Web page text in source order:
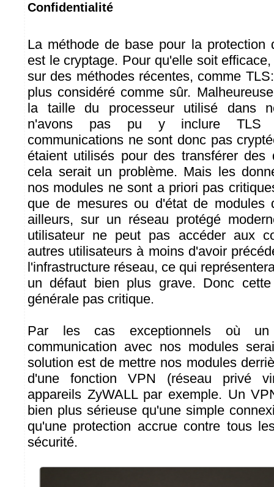
Confidentialité
La méthode de base pour la protection
est le cryptage. Pour qu'elle soit
sur des méthodes récentes, comme
plus considéré comme sûr.
la taille du processeur utilisé dans
n'avons pas pu y inclure TLS
communications ne sont donc pas
étaient utilisés pour des transférer des
cela serait un problème. Mais les
nos modules ne sont a priori pas
que de mesures ou d'état de modules
ailleurs, sur un réseau protégé
utilisateur ne peut pas accéder aux
autres utilisateurs à moins d'avoir
l'infrastructure réseau, ce qui
un défaut bien plus grave. Donc
générale pas critique.
Par les cas exceptionnels où
communication avec nos modules
solution est de mettre nos modules
d'une fonction VPN (réseau privé
appareils ZyWALL par exemple. Un
bien plus sérieuse qu'une simple
qu'une protection accrue contre tous
sécurité.